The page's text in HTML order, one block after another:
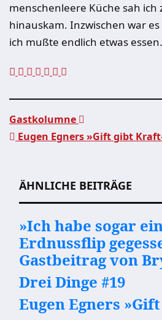
menschenleere Küche sah ich
hinauskam. Inzwischen war
ich mußte endlich etwas essen.
Gastkolumne
Eugen Egners »Gift gibt
ÄHNLICHE BEITRÄGE
»Ich habe sogar
Erdnussflip
Gastbeitrag von
Drei Dinge #19
Eugen Egners